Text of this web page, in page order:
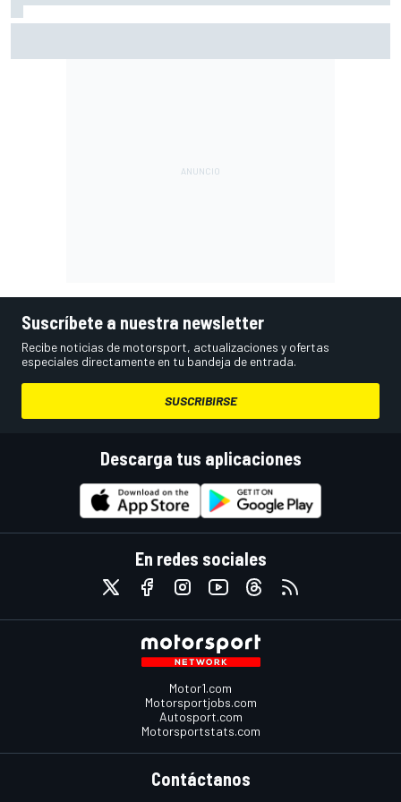
Suscríbete a nuestra newsletter
Recibe noticias de motorsport, actualizaciones y ofertas
especiales directamente en tu bandeja de entrada.
SUSCRIBIRSE
Descarga tus aplicaciones
En redes sociales
Motor1.com
Motorsportjobs.com
Autosport.com
Motorsportstats.com
Contáctanos